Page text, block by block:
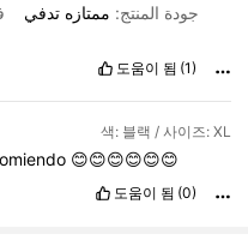
جودة المنتج: ممتازه تدفي
도움이 됨 (1)
색: 블랙 / 사이즈: XL
😊😊😊😊😊😊
도움이 됨 (0)